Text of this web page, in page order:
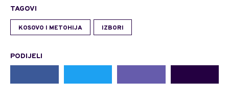
TAGOVI
KOSOVO I METOHIJA IZBORI
PODIJELI